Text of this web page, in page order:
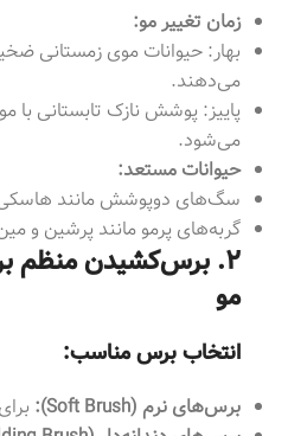
زمان تغییر مو:
بهار: حیوانات موی زمستانی
می‌دهند.
پاییز: پوشش نازک تابستانی با
می‌شود.
حیوانات مستعد:
سگ‌های دوپوشش مانند هاسکی
گربه‌های پرمو مانند پرشین و
۲. برس‌کشیدن منظم
مو
انتخاب برس مناسب:
برس‌های نرم (Soft Brush):